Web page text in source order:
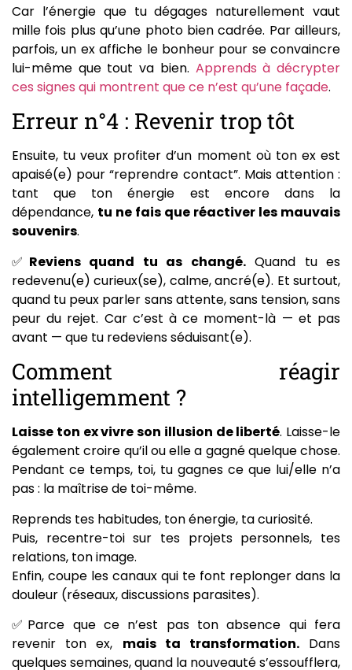
Car l’énergie que tu dégages naturellement vaut
mille fois plus qu’une photo bien cadrée. Par ailleurs,
parfois, un ex affiche le bonheur pour se convaincre
lui-même que tout va bien. Apprends à décrypter
ces signes qui montrent que ce n’est qu’une façade.
Erreur n°4 : Revenir trop tôt
Ensuite, tu veux profiter d’un moment où ton ex est
apaisé(e) pour “reprendre contact”. Mais attention :
tant que ton énergie est encore dans la
dépendance, tu ne fais que réactiver les mauvais
souvenirs.
✅ Reviens quand tu as changé.Quand tu es
redevenu(e) curieux(se), calme, ancré(e). Et surtout,
quand tu peux parler sans attente, sans tension, sans
peur du rejet. Car c’est à ce moment-là — et pas
avant — que tu redeviens séduisant(e).
Comment réagir
intelligemment ?
Laisse ton ex vivre son illusion de liberté. Laisse-le
également croire qu’il ou elle a gagné quelque chose.
Pendant ce temps, toi, tu gagnes ce que lui/elle n’a
pas : la maîtrise de toi-même.
Reprends tes habitudes, ton énergie, ta curiosité.
Puis, recentre-toi sur tes projets personnels, tes
relations, ton image.
Enfin, coupe les canaux qui te font replonger dans la
douleur (réseaux, discussions parasites).
✅Parce que ce n’est pas ton absence qui fera
revenir ton ex, mais ta transformation.Dans
quelques semaines, quand la nouveauté s’essoufflera,